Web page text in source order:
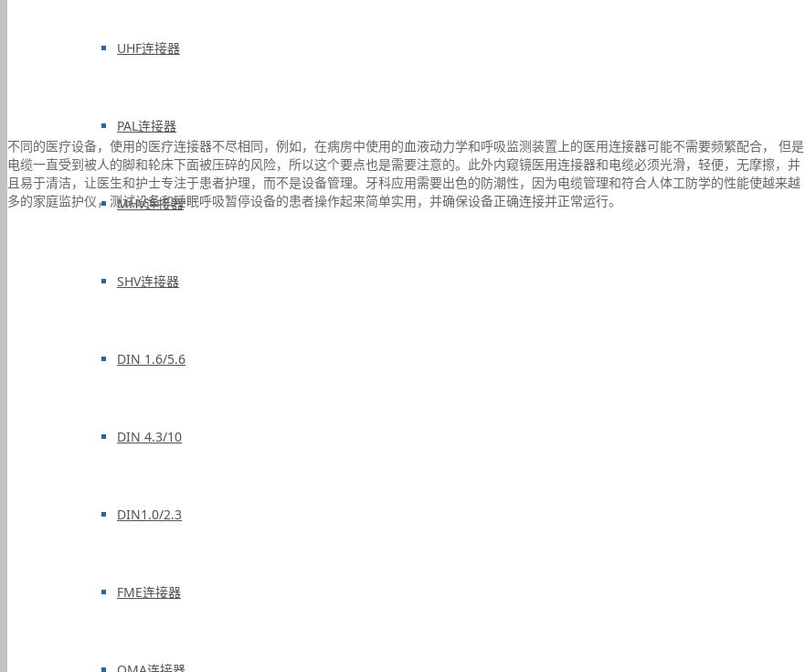
UHF连接器
PAL连接器
MHV连接器
SHV连接器
DIN 1.6/5.6
DIN 4.3/10
DIN1.0/2.3
FME连接器
不同的医疗设备，使用的医疗连接器不尽相同，例如，在病房中使用的血液动力学和呼吸监测装置上的医用连接器可能不需要频繁配合， 但是
电缆一直受到被人的脚和轮床下面被压碎的风险，所以这个要点也是需要注意的。此外内窥镜医用连接器和电缆必须光滑，轻便，无摩擦，并
且易于清洁，让医生和护士专注于患者护理，而不是设备管理。牙科应用需要出色的防潮性，因为电缆管理和符合人体工防学的性能使越来越
多的家庭监护仪，测试设备和睡眠呼吸暂停设备的患者操作起来简单实用，并确保设备正确连接并正常运行。